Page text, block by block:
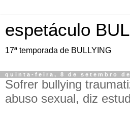
espetáculo
17ª temporada de BULLYING
quinta-feira, 8 de setembro de
Sofrer bullying
abuso sexual, diz